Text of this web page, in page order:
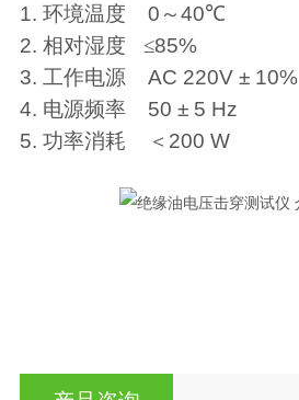
1. 环境温度 0 ～40℃
2. 相对湿度 ≤85%
3. 工作电源
AC 220V ± 10%
4. 电源频率
50 ± 5 Hz
5. 功率消耗 ＜ 200 W